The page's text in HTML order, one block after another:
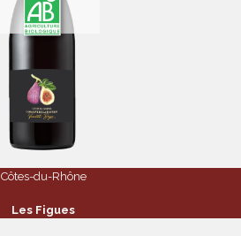
Côtes-du-Rhône
Les Figues